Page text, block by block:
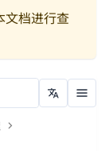
文档进行查